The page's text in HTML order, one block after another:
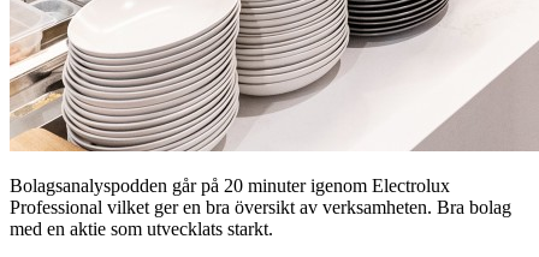
Bolagsanalyspodden går på 20 minuter igenom Electrolux
Professional vilket ger en bra översikt av verksamheten. Bra bolag
med en aktie som utvecklats starkt.